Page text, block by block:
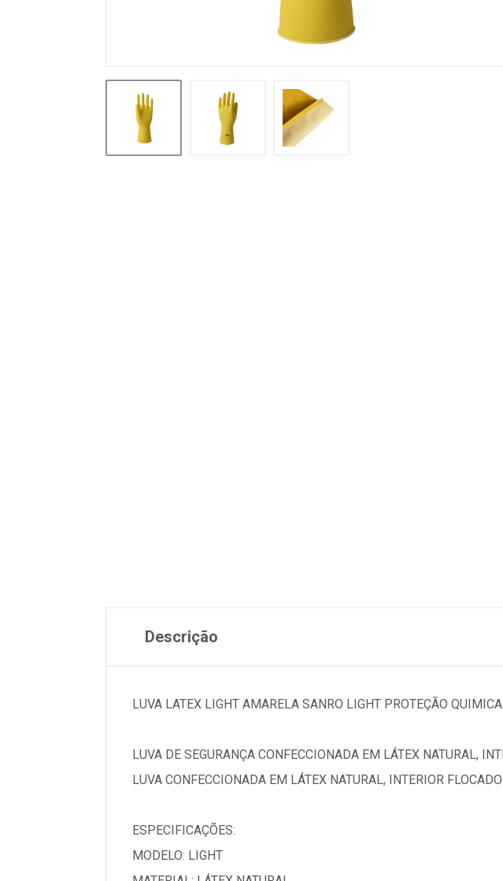
Descrição
LUVA LATEX LIGHT AMARELA SANRO LIGHT PROTEÇÃO
LUVA DE SEGURANÇA CONFECCIONADA EM LÁTEX NATURAL,
LUVA CONFECCIONADA EM LÁTEX NATURAL, INTERIOR
ESPECIFICAÇÕES:
MODELO: LIGHT